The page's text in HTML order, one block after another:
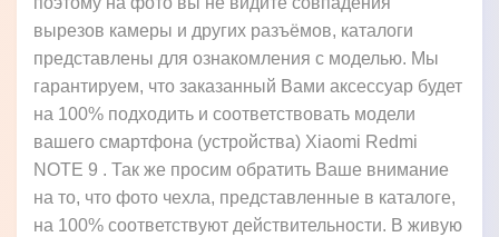
вырезов камеры и других разъёмов, каталоги
представлены для ознакомления с моделью. Мы
гарантируем, что заказанный Вами аксессуар будет
на 100% подходить и соответствовать модели
вашего смартфона (устройства) Xiaomi Redmi
NOTE 9 . Так же просим обратить Ваше внимание
на то, что фото чехла, представленные в каталоге,
на 100% соответствуют действительности. В живую